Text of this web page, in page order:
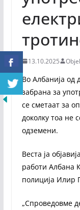
13.10.2025
Во Албанија од
забрана за
се сметаат за
доколку тоа не
одземени.
Веста ја
работи Албана
полиција Илир
„Спроведовме